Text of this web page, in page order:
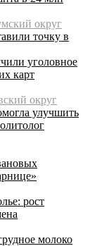
округ
точку в
уголовное
карт
округ
улучшить
рост
молоко